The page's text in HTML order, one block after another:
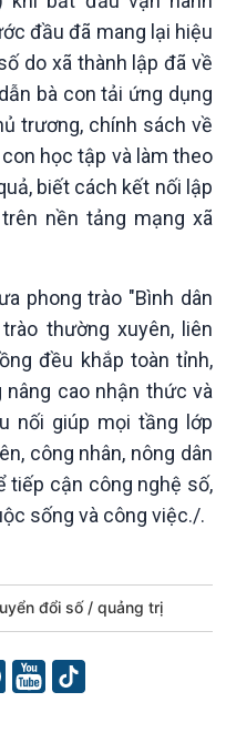
Tâm tình biên giới và hải
đảo
Tìm hiểu biển, đảo Việt
Nam
học & Công nghệ
Tin Khoa học & Công nghệ
nối công nghệ
chung với biến đổi
khí hậu
đầu đã mang lại hiệu
do xã thành lập đã về
bà con tải ứng dụng
trương, chính sách về
học tập và làm theo
biết cách kết nối lập
nền tảng mạng xã
phong trào "Bình dân
thường xuyên, liên
đều khắp toàn tỉnh,
cao nhận thức và
nối giúp mọi tầng lớp
công nhân, nông dân
tiếp cận công nghệ số,
sống và công việc./.
đổi số quảng trị